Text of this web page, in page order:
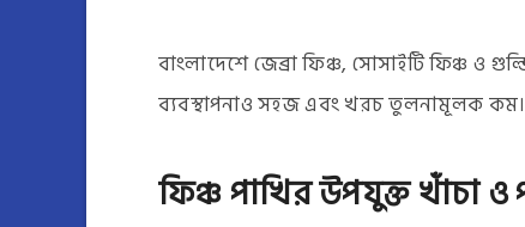
বাংলাদেশে জেব্রা ফিঞ্চ, সোসাইটি ফিঞ্চ ও
ব্যবস্থাপনাও সহজ এবং খরচ তুলনামূলক কম।
ফিঞ্চ পাখির উপযুক্ত খাঁচা ও